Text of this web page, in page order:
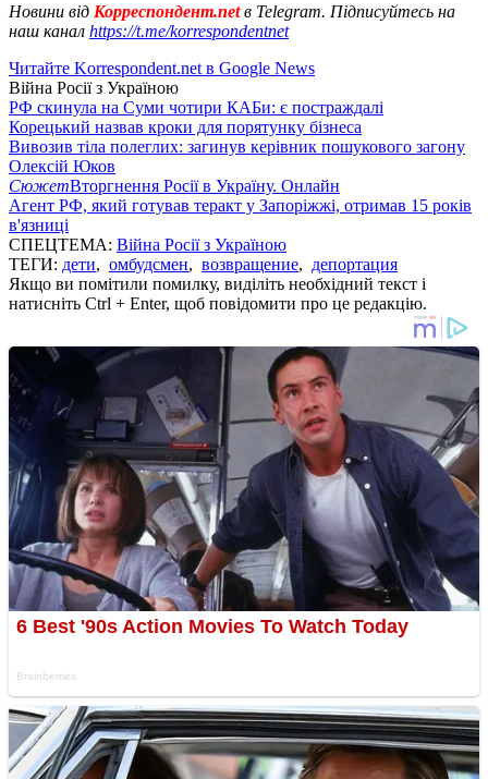
Новини від Корреспондент.netв Telegram. Підписуйтесь на
наш канал https://t.me/korrespondentnet
Читайте Korrespondent.net в Google News
Війна Росії з Україною
РФ скинула на Суми чотири КАБи: є постраждалі
Корецький назвав кроки для порятунку бізнеса
Вивозив тіла полеглих: загинув керівник пошукового загону
Олексій Юков
СюжетВторгнення Росії в Україну. Онлайн
Агент РФ, який готував теракт у Запоріжжі, отримав 15 років
в'язниці
СПЕЦТЕМА: Війна Росії з Україною
ТЕГИ: дети, омбудсмен, возвращение, депортация
Якщо ви помітили помилку, виділіть необхідний текст і
натисніть Ctrl + Enter, щоб повідомити про це редакцію.